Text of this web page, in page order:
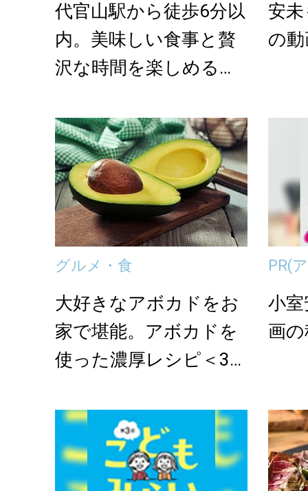
代官山駅から徒歩6分以
内。美味しい食事と贅
沢な時間を楽しめるお
安
の
グルメ・食
大好きなアボカドをお
家で堪能。アボカドを
使った濃厚レシピ＜3選
PR(
小
画